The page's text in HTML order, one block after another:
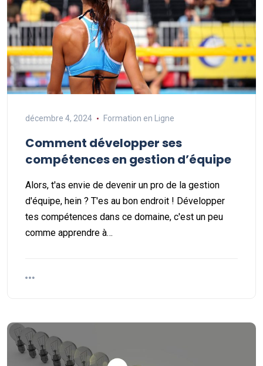
décembre 4, 2024 Formation en Ligne
Comment développer ses
compétences en gestion d’équipe
Alors, t'as envie de devenir un pro de la gestion
d'équipe, hein ? T'es au bon endroit ! Développer
tes compétences dans ce domaine, c'est un peu
comme apprendre à…